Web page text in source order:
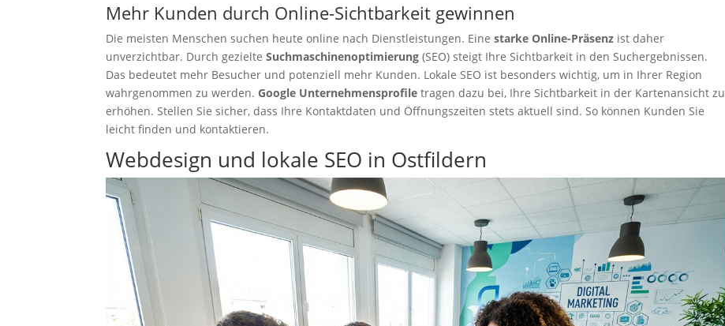
Mehr Kunden durch Online-Sichtbarkeit gewinnen
Die meisten Menschen suchen heute online nach Dienstleistungen. Einestarke Online-Präsenz ist daher
unverzichtbar. Durch gezielteSuchmaschinenoptimierung (SEO) steigt Ihre Sichtbarkeit in den Suchergebnissen.
Das bedeutet mehr Besucher und potenziell mehr Kunden. Lokale SEO ist besonders wichtig, um in Ihrer Region
wahrgenommen zu werden.Google Unternehmensprofile tragen dazu bei, Ihre Sichtbarkeit in der Kartenansicht zu
erhöhen. Stellen Sie sicher, dass Ihre Kontaktdaten und Öffnungszeiten stets aktuell sind. So können Kunden Sie
leicht finden und kontaktieren.
Webdesign und lokale SEO in Ostfildern